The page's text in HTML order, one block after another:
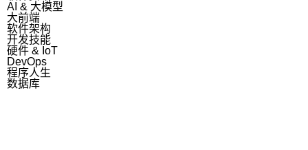
AI & 大模型
大前端
软件架构
开发技能
硬件 & IoT
DevOps
程序人生
数据库